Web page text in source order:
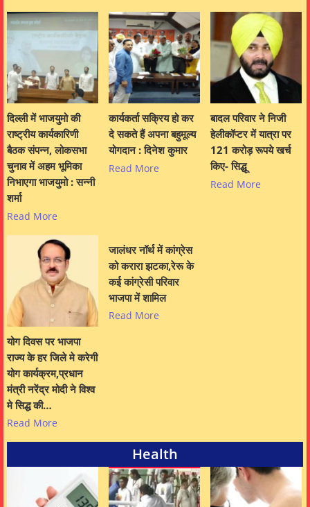
दिल्ली में भाजयुमो की
राष्ट्रीय कार्यकारिणी
बैठक संपन्न, लोकसभा
चुनाव में अहम भूमिका
निभाएगा भाजयुमो : सन्नी
शर्मा
Read More
कार्यकर्ता सक्रिय हो कर
दे सकते हैं अपना बहुमूल्य
योगदान : दिनेश कुमार
Read More
बादल परिवार ने निजी
हेलीकॉप्टर में यात्रा पर
121 करोड़ रूपये खर्च
किए- सिद्धू
Read More
योग दिवस पर भाजपा
राज्य के हर जिले मे करेगी
योग कार्यक्रम,प्रधान
मंत्री नरेंद्र मोदी ने विश्व
मे सिद्ध की…
Read More
जालंधर नॉर्थ में कांग्रेस
को करारा झटका,रेरू के
कई कांग्रेसी परिवार
भाजपा में शामिल
Read More
Health